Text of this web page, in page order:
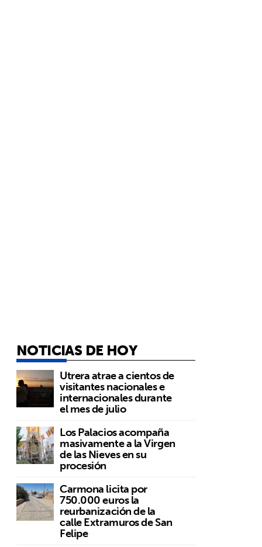
NOTICIAS DE HOY
Utrera atrae a cientos de
visitantes nacionales e
internacionales durante
el mes de julio
Los Palacios acompaña
masivamente a la Virgen
de las Nieves en su
procesión
Carmona licita por
750.000 euros la
reurbanización de la
calle Extramuros de San
Felipe